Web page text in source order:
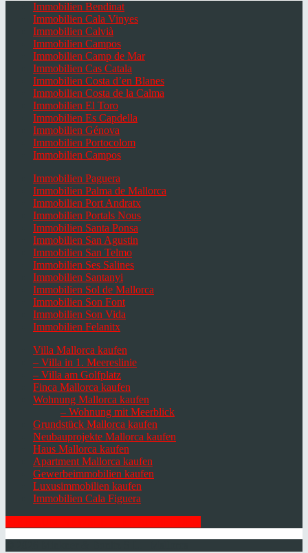
Immobilien Bendinat
Immobilien Cala Vinyes
Immobilien Calvià
Immobilien Campos
Immobilien Camp de Mar
Immobilien Cas Catala
Immobilien Costa d’en Blanes
Immobilien Costa de la Calma
Immobilien El Toro
Immobilien Es Capdella
Immobilien Génova
Immobilien Portocolom
Immobilien Campos
Immobilien Paguera
Immobilien Palma de Mallorca
Immobilien Port Andratx
Immobilien Portals Nous
Immobilien Santa Ponsa
Immobilien San Agustin
Immobilien San Telmo
Immobilien Ses Salines
Immobilien Santanyi
Immobilien Sol de Mallorca
Immobilien Son Font
Immobilien Son Vida
Immobilien Felanitx
Villa Mallorca kaufen
– Villa in 1. Meereslinie
– Villa am Golfplatz
Finca Mallorca kaufen
Wohnung Mallorca kaufen
– Wohnung mit Meerblick
Grundstück Mallorca kaufen
Neubauprojekte Mallorca kaufen
Haus Mallorca kaufen
Apartment Mallorca kaufen
Gewerbeimmobilien kaufen
Luxusimmobilien kaufen
Immobilien Cala Figuera